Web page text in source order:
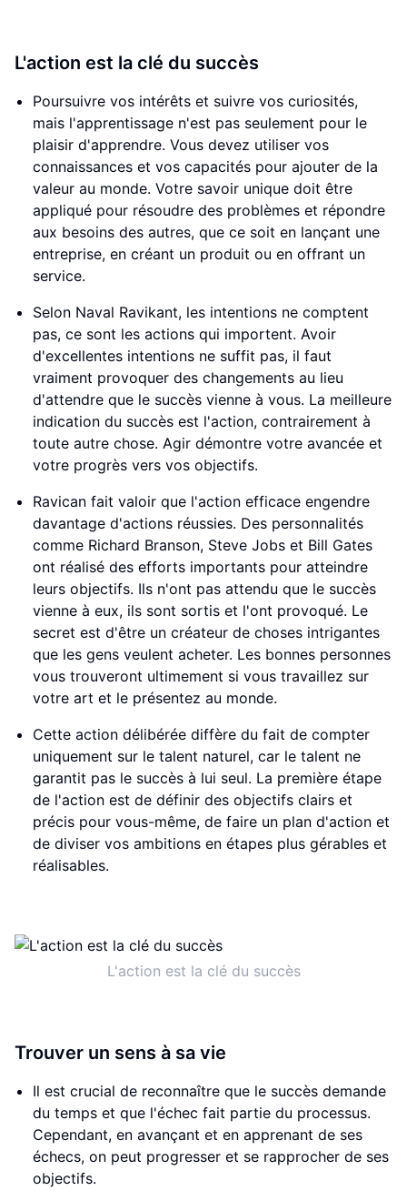
L'action est la clé du succès
Poursuivre vos intérêts et suivre vos curiosités,
mais l'apprentissage n'est pas seulement pour le
plaisir d'apprendre. Vous devez utiliser vos
connaissances et vos capacités pour ajouter de la
valeur au monde. Votre savoir unique doit être
appliqué pour résoudre des problèmes et répondre
aux besoins des autres, que ce soit en lançant une
entreprise, en créant un produit ou en offrant un
service.
Selon Naval Ravikant, les intentions ne comptent
pas, ce sont les actions qui importent. Avoir
d'excellentes intentions ne suffit pas, il faut
vraiment provoquer des changements au lieu
d'attendre que le succès vienne à vous. La meilleure
indication du succès est l'action, contrairement à
toute autre chose. Agir démontre votre avancée et
votre progrès vers vos objectifs.
Ravican fait valoir que l'action efficace engendre
davantage d'actions réussies. Des personnalités
comme Richard Branson, Steve Jobs et Bill Gates
ont réalisé des efforts importants pour atteindre
leurs objectifs. Ils n'ont pas attendu que le succès
vienne à eux, ils sont sortis et l'ont provoqué. Le
secret est d'être un créateur de choses intrigantes
que les gens veulent acheter. Les bonnes personnes
vous trouveront ultimement si vous travaillez sur
votre art et le présentez au monde.
Cette action délibérée diffère du fait de compter
uniquement sur le talent naturel, car le talent ne
garantit pas le succès à lui seul. La première étape
de l'action est de définir des objectifs clairs et
précis pour vous-même, de faire un plan d'action et
de diviser vos ambitions en étapes plus gérables et
réalisables.
L'action est la clé du succès
Trouver un sens à sa vie
Il est crucial de reconnaître que le succès demande
du temps et que l'échec fait partie du processus.
Cependant, en avançant et en apprenant de ses
échecs, on peut progresser et se rapprocher de ses
objectifs.